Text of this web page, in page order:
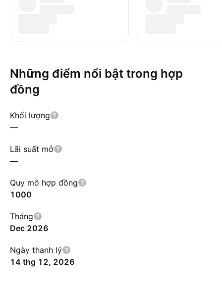
Những điểm nổi bật trong hợp
đồng
Khối lượng
—
Lãi suất mở
—
Quy mô hợp đồng
1000
Tháng
Dec 2026
Ngày thanh lý
14 thg 12, 2026